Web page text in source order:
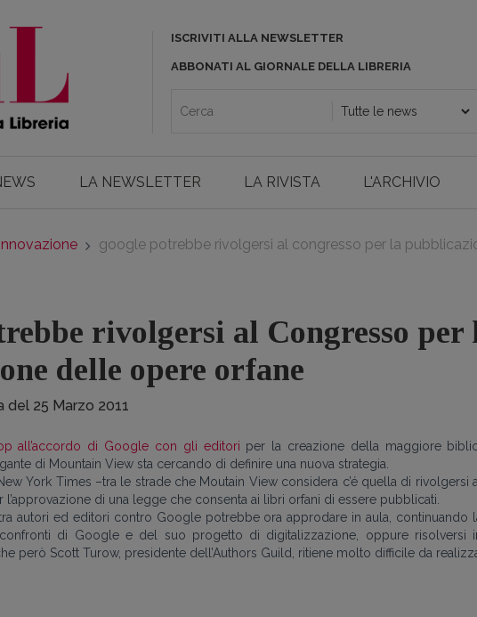
ISCRIVITI ALLA NEWSLETTER
ABBONATI AL GIORNALE DELLA LIBRERIA
LA NEWSLETTER LA RIVISTA L'ARCHIVIO
innovazione google potrebbe rivolgersi al congresso per la
rivolgersi al Congresso per
delle opere orfane
del 25 Marzo 2011
all’accordo di Google con gli editori per la creazione della maggiore
di Mountain View sta cercando di definire una nuova strategia.
York Times –tra le strade che Moutain View considera c’é quella di rivolgersi
l’approvazione di una legge che consenta ai libri orfani di essere pubblicati.
autori ed editori contro Google potrebbe ora approdare in aula, continuando
di Google e del suo progetto di digitalizzazione, oppure risolversi
però Scott Turow, presidente dell’Authors Guild, ritiene molto difficile da